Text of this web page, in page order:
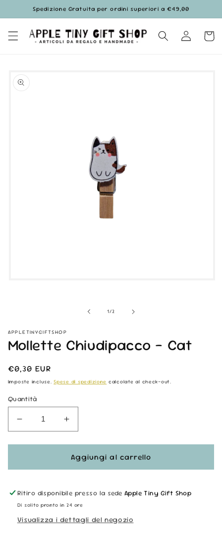
direttamente
ai contenuti
Spedizione Gratuita per ordini superiori a €49,00
Accedi
informazioni
sul prodotto
1/su2
APPLETINYGIFTSHOP
Mollette Chiudipacco - Cat
Prezzo
di
€0,30 EUR
Imposte incluse.Spese di spedizione calcolate al check-out.
Quantità
Diminuisci
quantità
per
Chiudipacco
Cat
Aumenta
quantità
per
Mollette
Chiudipacco
Cat
Aggiungi al carrello
Ritiro disponibile presso la sede Apple Tiny Gift Shop
Di solito pronto in 24 ore
Visualizza i dettagli del negozio